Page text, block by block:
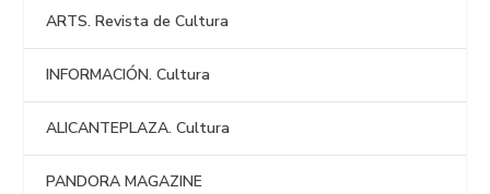
ARTS. Revista de Cultura
INFORMACIÓN. Cultura
ALICANTEPLAZA. Cultura
PANDORA MAGAZINE